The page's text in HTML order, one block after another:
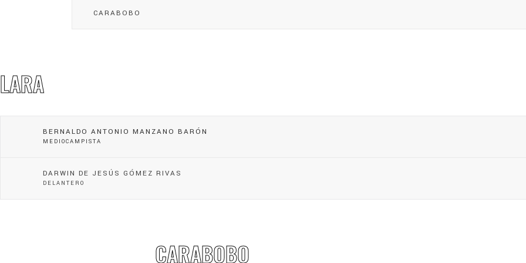
CARABOBO
LARA
BERNALDO ANTONIO MANZANO BARÓN
MEDIOCAMPISTA
DARWIN DE JESÚS GÓMEZ RIVAS
DELANTERO
CARABOBO